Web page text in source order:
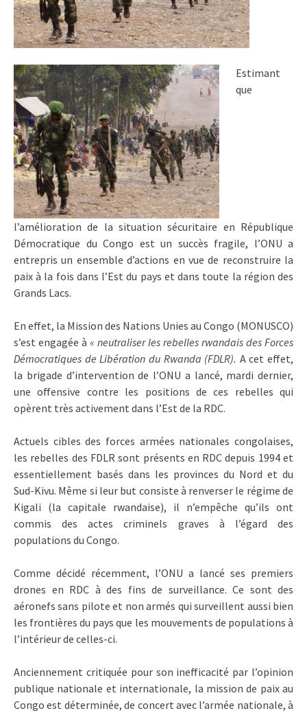
Estimant
que
l’amélioration de la situation sécuritaire en République
Démocratique du Congo est un succès fragile, l’ONU a
entrepris un ensemble d’actions en vue de reconstruire la
paix à la fois dans l’Est du pays et dans toute la région des
Grands Lacs.
En effet, la Mission des Nations Unies au Congo (MONUSCO)
s’est engagée à « neutraliser les rebelles rwandais des Forces
Démocratiques de Libération du Rwanda (FDLR). A cet effet,
la brigade d’intervention de l’ONU a lancé, mardi dernier,
une offensive contre les positions de ces rebelles qui
opèrent très activement dans l’Est de la RDC.
Actuels cibles des forces armées nationales congolaises,
les rebelles des FDLR sont présents en RDC depuis 1994 et
essentiellement basés dans les provinces du Nord et du
Sud-Kivu. Même si leur but consiste à renverser le régime de
Kigali (la capitale rwandaise), il n’empêche qu’ils ont
commis des actes criminels graves à l’égard des
populations du Congo.
Comme décidé récemment, l’ONU a lancé ses premiers
drones en RDC à des fins de surveillance. Ce sont des
aéronefs sans pilote et non armés qui surveillent aussi bien
les frontières du pays que les mouvements de populations à
l’intérieur de celles-ci.
Anciennement critiquée pour son inefficacité par l’opinion
publique nationale et internationale, la mission de paix au
Congo est déterminée, de concert avec l’armée nationale, à